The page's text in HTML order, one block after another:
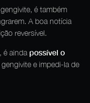
é também
A boa notícia
reversível.
é ainda possível o
e impedi-la de